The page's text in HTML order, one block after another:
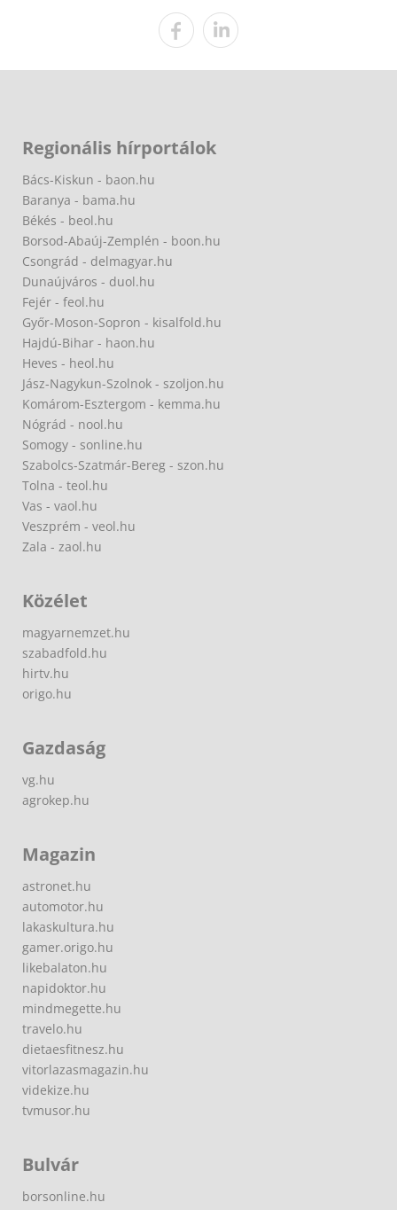
Regionális hírportálok
Bács-Kiskun - baon.hu
Baranya - bama.hu
Békés - beol.hu
Borsod-Abaúj-Zemplén - boon.hu
Csongrád - delmagyar.hu
Dunaújváros - duol.hu
Fejér - feol.hu
Győr-Moson-Sopron - kisalfold.hu
Hajdú-Bihar - haon.hu
Heves - heol.hu
Jász-Nagykun-Szolnok - szoljon.hu
Komárom-Esztergom - kemma.hu
Nógrád - nool.hu
Somogy - sonline.hu
Szabolcs-Szatmár-Bereg - szon.hu
Tolna - teol.hu
Vas - vaol.hu
Veszprém - veol.hu
Zala - zaol.hu
Közélet
magyarnemzet.hu
szabadfold.hu
hirtv.hu
origo.hu
Gazdaság
vg.hu
agrokep.hu
Magazin
astronet.hu
automotor.hu
lakaskultura.hu
gamer.origo.hu
likebalaton.hu
napidoktor.hu
mindmegette.hu
travelo.hu
dietaesfitnesz.hu
vitorlazasmagazin.hu
videkize.hu
tvmusor.hu
Bulvár
borsonline.hu